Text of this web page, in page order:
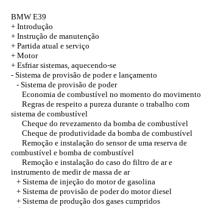
BMW E39
+ Introdução
+ Instrução de manutenção
+ Partida atual e serviço
+ Motor
+ Esfriar sistemas, aquecendo-se
- Sistema de provisão de poder e lançamento
- Sistema de provisão de poder
Economia de combustível no momento do movimento
Regras de respeito a pureza durante o trabalho com
sistema de combustível
Cheque do revezamento da bomba de combustível
Cheque de produtividade da bomba de combustível
Remoção e instalação do sensor de uma reserva de
combustível e bomba de combustível
Remoção e instalação do caso do filtro de ar e
instrumento de medir de massa de ar
+ Sistema de injeção do motor de gasolina
+ Sistema de provisão de poder do motor diesel
+ Sistema de produção dos gases cumpridos